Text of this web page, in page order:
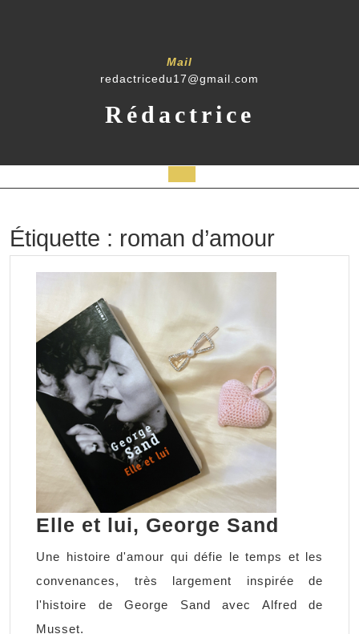
Mail
redactricedu17@gmail.com
Rédactrice
Button
Étiquette : roman d’amour
Elle et lui, George Sand
et
lui,
George
Une histoire d'amour qui défie le temps et les
convenances, très largement inspirée de
l'histoire de George Sand avec Alfred de
Musset.